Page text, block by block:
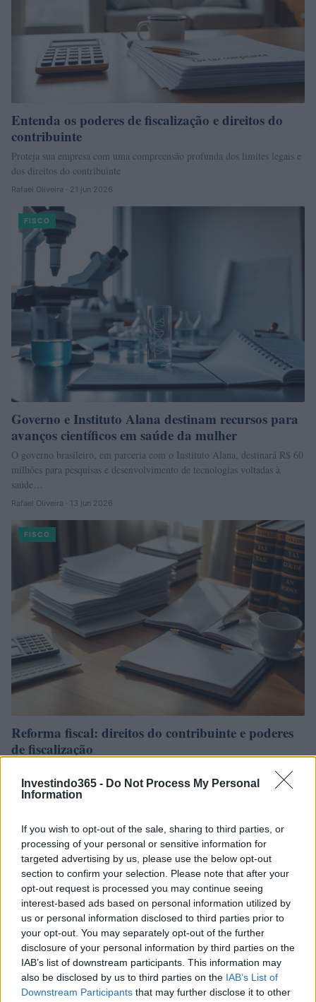
Investindo365 - Do Not Process My Personal
Information
If you wish to opt-out of the sale, sharing to third parties, or
processing of your personal or sensitive information for
targeted advertising by us, please use the below opt-out
section to confirm your selection. Please note that after your
opt-out request is processed you may continue seeing
interest-based ads based on personal information utilized by
us or personal information disclosed to third parties prior to
your opt-out. You may separately opt-out of the further
disclosure of your personal information by third parties on the
IAB’s list of downstream participants. This information may
also be disclosed by us to third parties on the IAB’s List of
Downstream Participants that may further disclose it to other
Entenda os poderes de fiscalização e direitos do
contribuinte
Proteja sua empresa com uma compreensão profunda dos limites legais e
dos direitos do contribuinte
Rafael Oliveira · 21 jun 2026
FISCO
Governo e Instituto Alana destinam recursos para
avanços científicos em saúde da mulher
O governo brasileiro, em parceria com o Instituto Alana, destinará R$ 60
milhões para pesquisas e desenvolvimento de tecnologias voltadas à
saúde…
Rafael Oliveira · 13 jun 2026
FISCO
Reforma fiscal: direitos do contribuinte e poderes
de fiscalização
fiscalização e nos direitos do contribuinte. Entenda os novos limites e
como se…